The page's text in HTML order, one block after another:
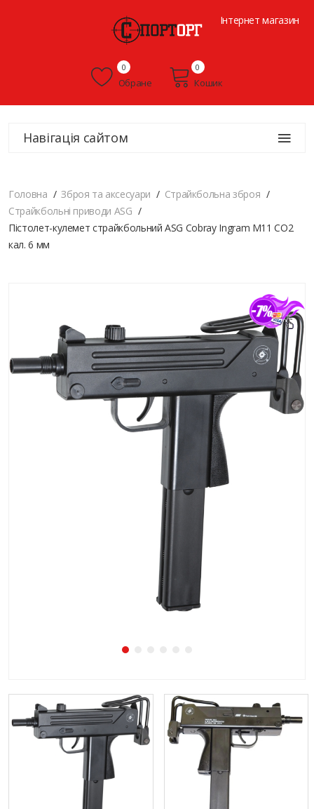
Інтернет магазин
Обране
0
Кошик
0
Навігація сайтом
Головна Зброя та аксесуари
Страйкбольна зброя
Страйкбольні приводи ASG
Пістолет-кулемет страйкбольний ASG Cobray Ingram M11 CO2
кал. 6 мм